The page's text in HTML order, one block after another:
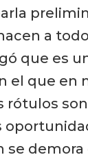
a
que es
el que en
rótulos
se